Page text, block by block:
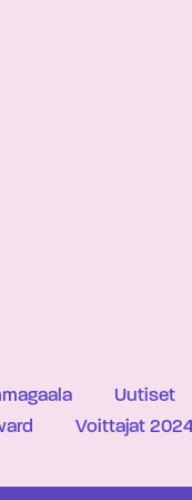
Uutiset
Voittajat